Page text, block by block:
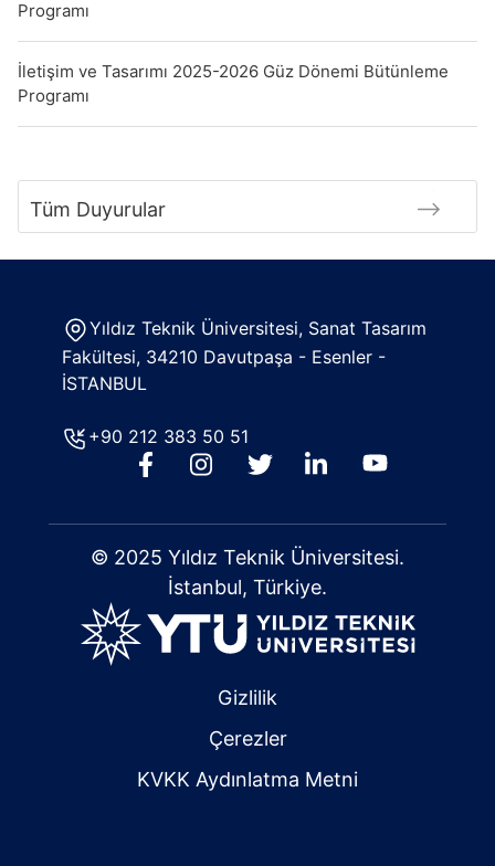
Programı
İletişim ve Tasarımı 2025-2026 Güz Dönemi Bütünleme
Programı
Tüm Duyurular
Yıldız Teknik Üniversitesi, Sanat Tasarım
Fakültesi, 34210 Davutpaşa - Esenler -
İSTANBUL
+90 212 383 50 51
© 2025 Yıldız Teknik Üniversitesi.
İstanbul, Türkiye.
Gizlilik
Çerezler
KVKK Aydınlatma Metni